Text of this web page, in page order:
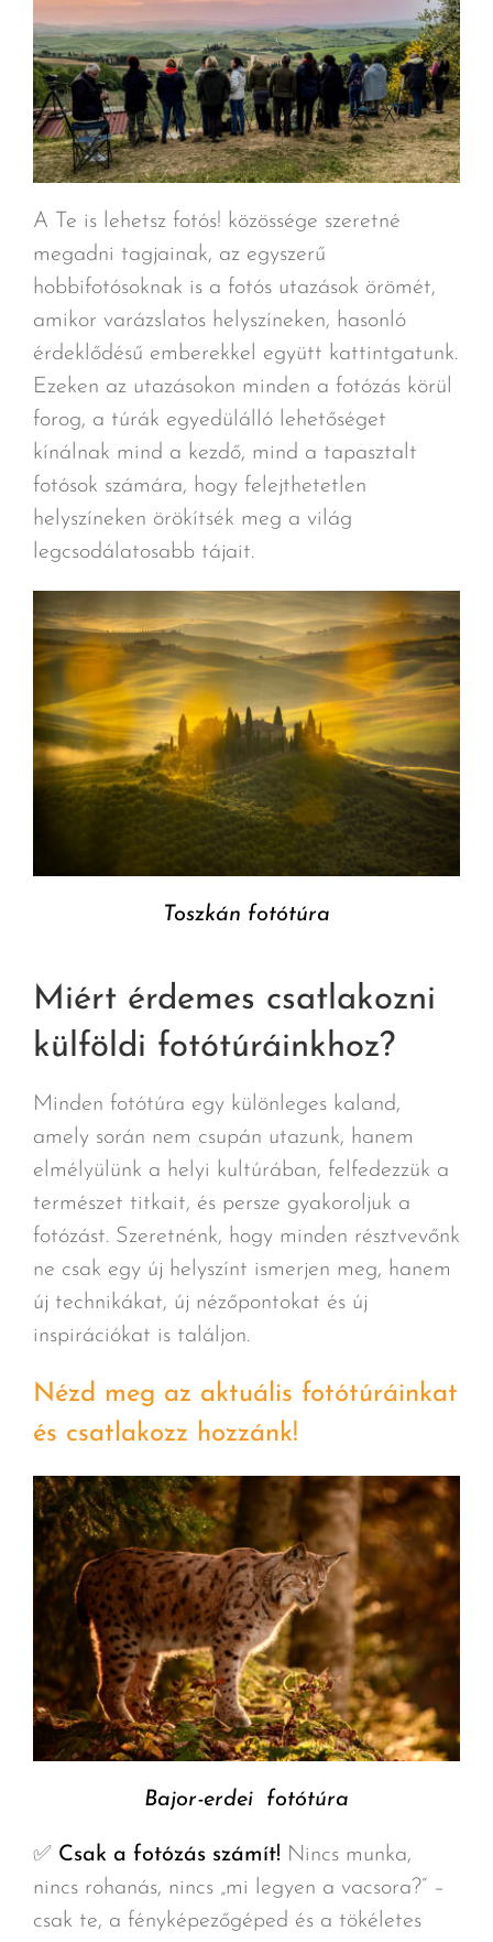
A Te is lehetsz fotós! közössége szeretné
megadni tagjainak, az egyszerű
hobbifotósoknak is a fotós utazások örömét,
amikor varázslatos helyszíneken, hasonló
érdeklődésű emberekkel együtt kattintgatunk.
Ezeken az utazásokon minden a fotózás körül
forog, a túrák egyedülálló lehetőséget
kínálnak mind a kezdő, mind a tapasztalt
fotósok számára, hogy felejthetetlen
helyszíneken örökítsék meg a világ
legcsodálatosabb tájait.
Toszkán fotótúra
Miért érdemes csatlakozni
külföldi fotótúráinkhoz?
Minden fotótúra egy különleges kaland,
amely során nem csupán utazunk, hanem
elmélyülünk a helyi kultúrában, felfedezzük a
természet titkait, és persze gyakoroljuk a
fotózást. Szeretnénk, hogy minden résztvevőnk
ne csak egy új helyszínt ismerjen meg, hanem
új technikákat, új nézőpontokat és új
inspirációkat is találjon.
Nézd meg az aktuális fotótúráinkat
és csatlakozz hozzánk!
Bajor-erdei fotótúra
✅ Csak a fotózás számít!Nincs munka,
nincs rohanás, nincs „mi legyen a vacsora?” –
csak te, a fényképezőgéped és a tökéletes